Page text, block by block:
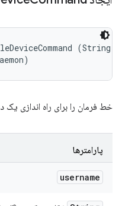
(String
خط فرمان را برای راه اندازی یک
پارامترها
username